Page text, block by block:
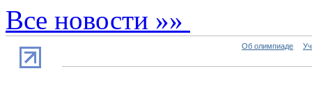
Все новости »»
Об олимпиаде